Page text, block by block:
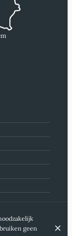
geen